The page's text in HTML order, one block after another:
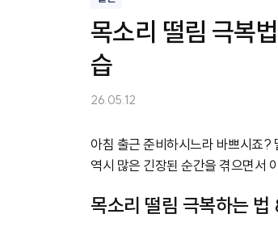
목소리 떨림 극복
습
26.05.12
아침 출근 준비하시느라 바쁘시죠?
역시 많은 긴장된 순간을 겪으면서
목소리 떨림 극복하는